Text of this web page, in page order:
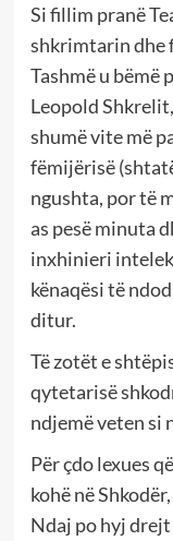
Si fillim pranë
shkrimtarin dhe
Tashmë u bëmë
Leopold
shumë vite më
fëmijërisë
ngushta, por të
as pesë minuta
inxhinieri
kënaqësi të
ditur.
Të zotët e
qytetarisë
ndjemë veten si
Për çdo lexues
kohë në
Ndaj po hyj